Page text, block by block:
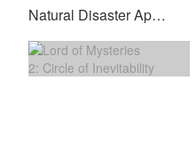
Natural Disaster Apocalypse